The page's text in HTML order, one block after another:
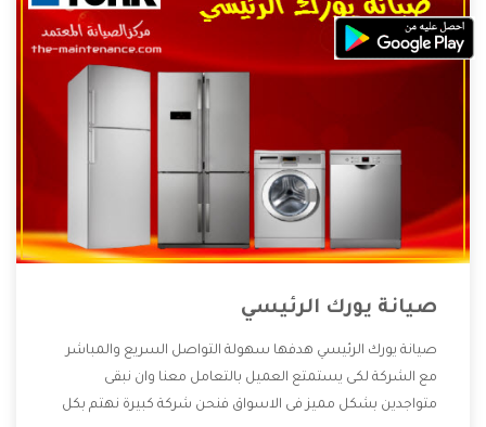
صيانة يورك الرئيسي
صيانة يورك الرئيسي هدفها سهولة التواصل السريع والمباشر
مع الشركة لكى يستمتع العميل بالتعامل معنا وان نبقى
متواجدين بشكل مميز فى الاسواق فنحن شركة كبيرة نهتم بكل